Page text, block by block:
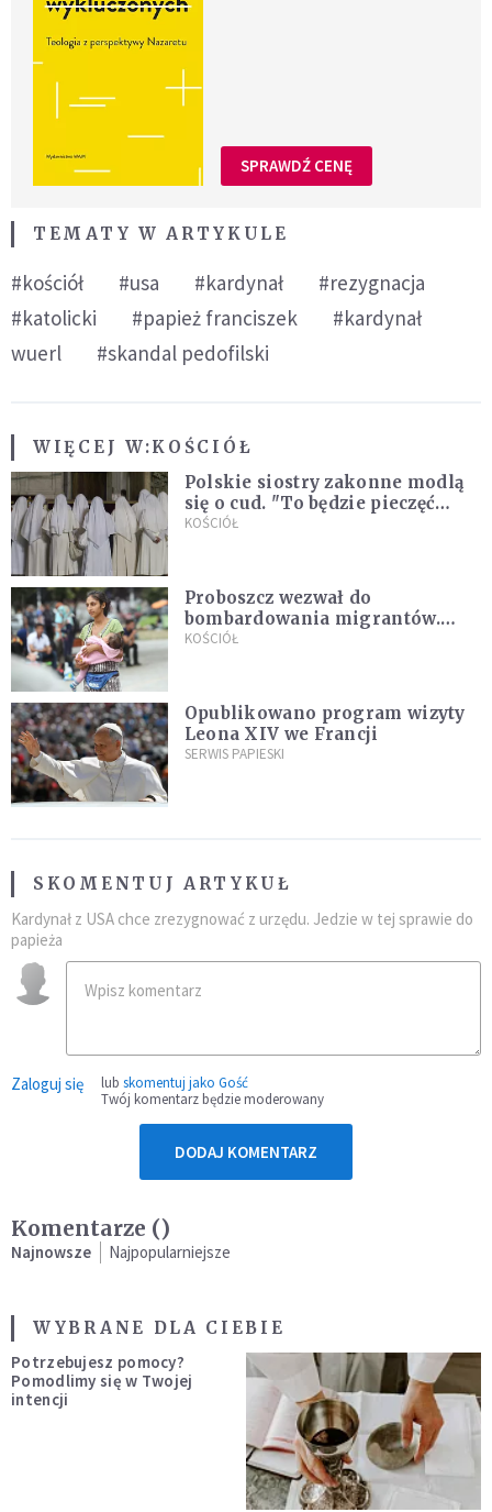
SPRAWDŹ CENĘ
TEMATY W ARTYKULE
#kościół #usa #kardynał
#rezygnacja
#katolicki
#papież franciszek
#kardynał
wuerl
#skandal pedofilski
WIĘCEJ W:KOŚCIÓŁ
Polskie siostry zakonne modlą
się o cud. "To będzie pieczęć
Pana Boga dla naszej wiary"
KOŚCIÓŁ
Proboszcz wezwał do
bombardowania migrantów.
"Masowy ogień przeciwko
KOŚCIÓŁ
Opublikowano program wizyty
Leona XIV we Francji
SERWIS PAPIESKI
SKOMENTUJ ARTYKUŁ
Kardynał z USA chce zrezygnować z urzędu. Jedzie w tej sprawie do
papieża
Zaloguj się lub skomentuj jako Gość
Twój komentarz będzie moderowany
DODAJ KOMENTARZ
Komentarze ()
Najnowsze Najpopularniejsze
WYBRANE DLA CIEBIE
Potrzebujesz pomocy?
Pomodlimy się w Twojej
intencji